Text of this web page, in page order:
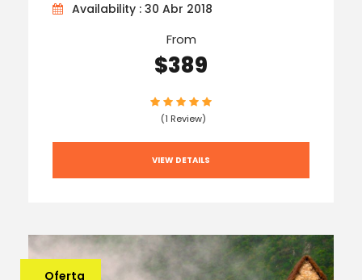
Availability : 30 Abr 2018
From
$389
(1 Review)
VIEW DETAILS
Oferta